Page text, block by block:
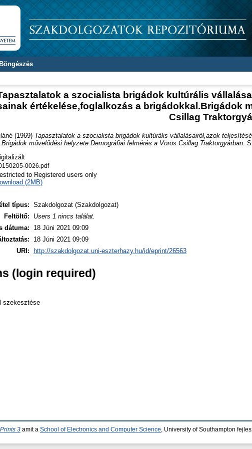
Böngészés
a szocialista brigádok kultúrális
értékelése,foglalkozás a brigádokkal.Brigádok
Csillag
(1969) Tapasztalatok a szocialista brigádok kultúrális vállalásairól,azok
művelődési helyzete.Demográfiai felmérés a Vörös Csillag Traktorgyárban.
0026.pdf
to Registered users only
(2MB)
típus: Szakdolgozat (Szakdolgozat)
Feltöltő:
Users 1 nincs találat.
dátuma:
18 Júni 2021 09:09
18 Júni 2021 09:09
URI:
http://szakdolgozat.uni-eszterhazy.hu/id/eprint/26563
(login required)
szekesztése
3 amit a School of Electronics and Computer Science , University of Southampton